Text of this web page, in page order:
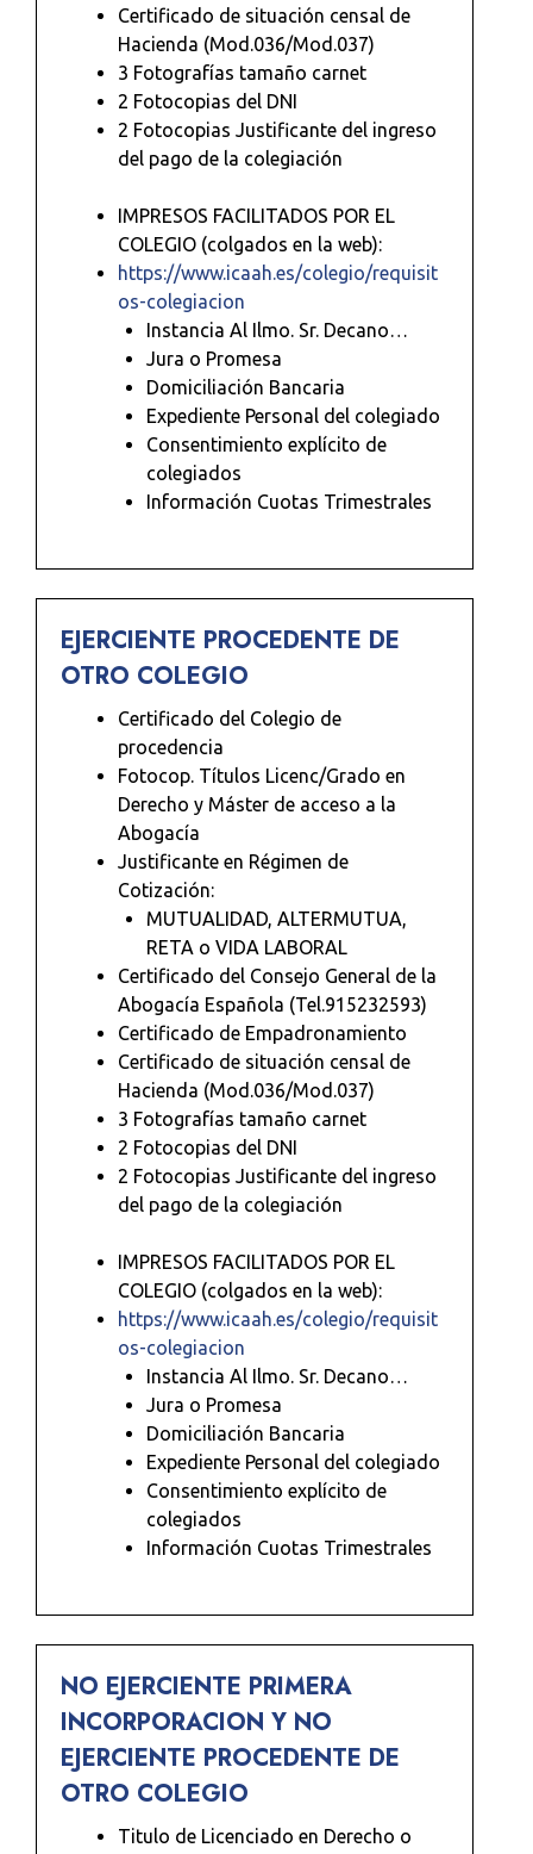
Certificado de situación censal de
Hacienda (Mod.036/Mod.037)
3 Fotografías tamaño carnet
2 Fotocopias del DNI
2 Fotocopias Justificante del ingreso
del pago de la colegiación
IMPRESOS FACILITADOS POR EL
COLEGIO (colgados en la web):
https://www.icaah.es/colegio/requisit
os-colegiacion
Instancia Al Ilmo. Sr. Decano…
Jura o Promesa
Domiciliación Bancaria
Expediente Personal del colegiado
Consentimiento explícito de
colegiados
Información Cuotas Trimestrales
EJERCIENTE PROCEDENTE DE
OTRO COLEGIO
Certificado del Colegio de
procedencia
Fotocop. Títulos Licenc/Grado en
Derecho y Máster de acceso a la
Abogacía
Justificante en Régimen de
Cotización:
MUTUALIDAD, ALTERMUTUA,
RETA o VIDA LABORAL
Certificado del Consejo General de la
Abogacía Española (Tel.915232593)
Certificado de Empadronamiento
Certificado de situación censal de
Hacienda (Mod.036/Mod.037)
3 Fotografías tamaño carnet
2 Fotocopias del DNI
2 Fotocopias Justificante del ingreso
del pago de la colegiación
IMPRESOS FACILITADOS POR EL
COLEGIO (colgados en la web):
https://www.icaah.es/colegio/requisit
os-colegiacion
Instancia Al Ilmo. Sr. Decano…
Jura o Promesa
Domiciliación Bancaria
Expediente Personal del colegiado
Consentimiento explícito de
colegiados
Información Cuotas Trimestrales
NO EJERCIENTE PRIMERA
INCORPORACION Y NO
EJERCIENTE PROCEDENTE DE
OTRO COLEGIO
Titulo de Licenciado en Derecho o